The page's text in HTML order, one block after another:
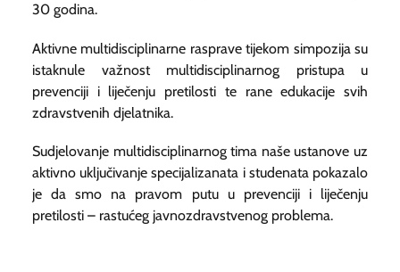
30 godina.
Aktivne multidisciplinarne rasprave tijekom simpozija su
istaknule važnost multidisciplinarnog pristupa u
prevenciji i liječenju pretilosti te rane edukacije svih
zdravstvenih djelatnika.
Sudjelovanje multidisciplinarnog tima naše ustanove uz
aktivno uključivanje specijalizanata i studenata pokazalo
je da smo na pravom putu u prevenciji i liječenju
pretilosti – rastućeg javnozdravstvenog problema.